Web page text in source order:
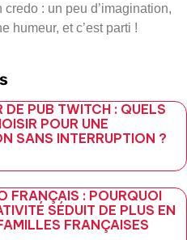
: un peu d’imagination,
humeur, et c’est parti !
DE PUB TWITCH : QUELS
POUR UNE
SANS INTERRUPTION ?
FRANÇAIS : POURQUOI
SÉDUIT DE PLUS EN
FRANÇAISES